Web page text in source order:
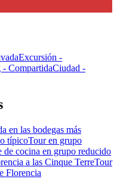
Excursión -
CompartidaCiudad -
en las bodegas más
típicoTour en grupo
de cocina en grupo reducido
a las Cinque TerreTour
Florencia